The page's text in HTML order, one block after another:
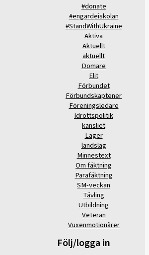
#donate
#engardeiskolan
#StandWithUkraine
Aktiva
Aktuellt
aktuellt
Domare
Elit
Förbundet
Förbundskaptener
Föreningsledare
Idrottspolitik
kansliet
Läger
landslag
Minnestext
Om fäktning
Parafäktning
SM-veckan
Tävling
Utbildning
Veteran
Vuxenmotionärer
Följ/logga in